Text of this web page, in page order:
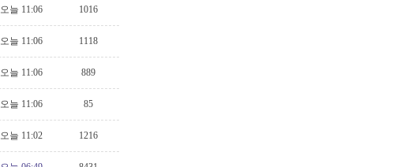
오늘 11:06 1016
오늘 11:06 1118
오늘 11:06 889
오늘 11:06 85
오늘 11:02 1216